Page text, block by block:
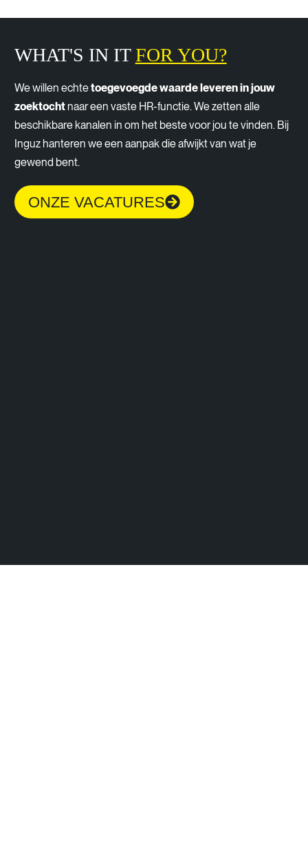
WHAT'S IN ITFOR YOU?
We willen echtetoegevoegde waarde leveren in jouw
zoektochtnaar een vaste HR-functie. We zetten alle
beschikbare kanalen in om het beste voor jou te vinden. Bij
Inguz hanteren we een aanpak die afwijkt van wat je
gewend bent.
ONZE VACATURES